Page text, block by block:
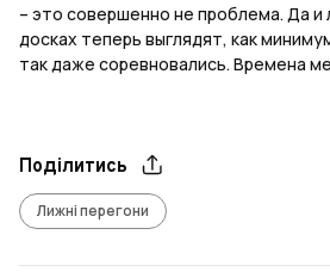
– это совершенно не проблема. Да и
досках теперь выглядят, как
так даже соревновались. Времена
Поділитись
Лижні перегони